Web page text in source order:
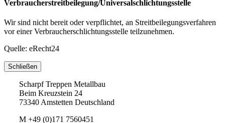
Verbraucherstreitbeilegung/Universalschlichtungsstelle
Wir sind nicht bereit oder verpflichtet, an Streitbeilegungsverfahren
vor einer Verbraucherschlichtungsstelle teilzunehmen.
Quelle: eRecht24
Schließen
Scharpf Treppen Metallbau
Beim Kreuzstein 24
73340 Amstetten Deutschland
M +49 (0)171 7560451